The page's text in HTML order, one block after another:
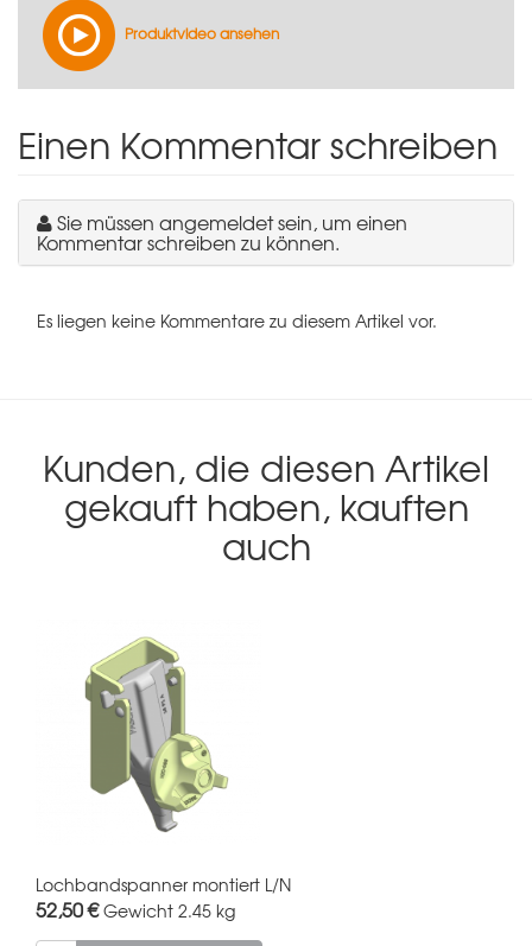
Produktvideo ansehen
Einen Kommentar schreiben
Sie müssen angemeldet sein, um einen
Kommentar schreiben zu können.
Es liegen keine Kommentare zu diesem Artikel vor.
Kunden, die diesen Artikel
gekauft haben, kauften
auch
Lochbandspanner montiert L/N
52,50 €Gewicht 2.45 kg